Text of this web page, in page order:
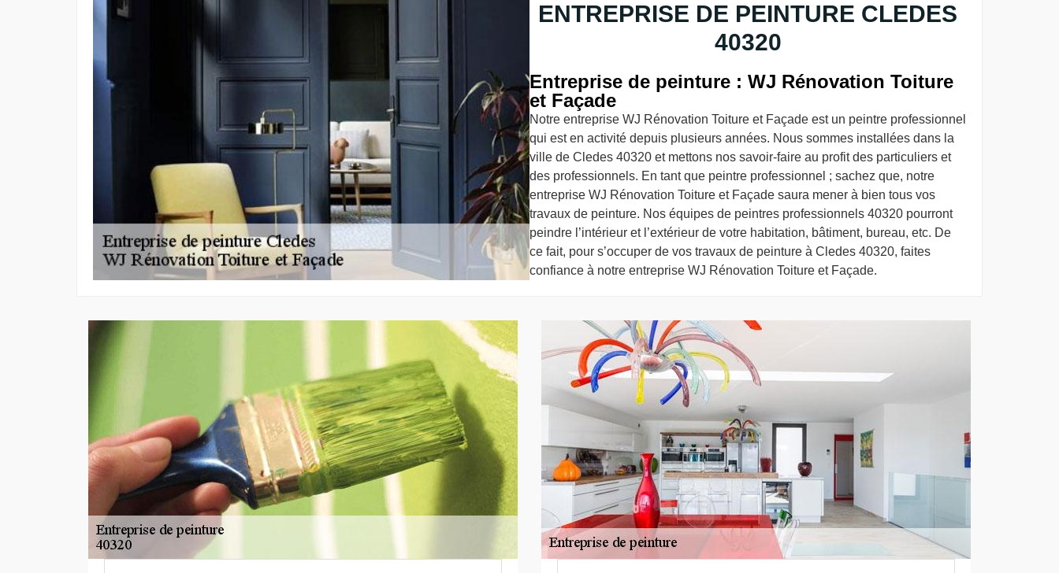
ENTREPRISE DE PEINTURE CLEDES
40320
Entreprise de peinture : WJ Rénovation Toiture
et Façade
Notre entreprise WJ Rénovation Toiture et Façade est un peintre professionnel
qui est en activité depuis plusieurs années. Nous sommes installées dans la
ville de Cledes 40320 et mettons nos savoir-faire au profit des particuliers et
des professionnels. En tant que peintre professionnel ; sachez que, notre
entreprise WJ Rénovation Toiture et Façade saura mener à bien tous vos
travaux de peinture. Nos équipes de peintres professionnels 40320 pourront
peindre l’intérieur et l’extérieur de votre habitation, bâtiment, bureau, etc. De
ce fait, pour s’occuper de vos travaux de peinture à Cledes 40320, faites
confiance à notre entreprise WJ Rénovation Toiture et Façade.